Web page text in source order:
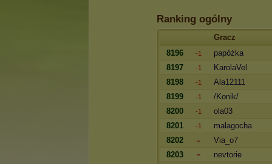
Ranking ogólny
Gracz
8196
-1
papóżka
8197
-1
KarolaVel
8198
-1
Ala12111
8199
-1
/Konik/
8200
-1
ola03
8201
-1
malagocha
8202
=
Via_o7
8203
=
nevtorie